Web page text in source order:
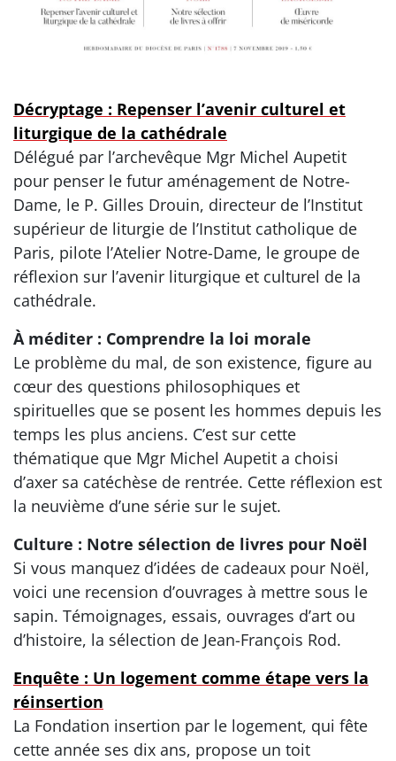
Décryptage : Repenser l’avenir culturel et
liturgique de la cathédrale
Délégué par l’archevêque Mgr Michel Aupetit
pour penser le futur aménagement de Notre-
Dame, le P. Gilles Drouin, directeur de l’Institut
supérieur de liturgie de l’Institut catholique de
Paris, pilote l’Atelier Notre-Dame, le groupe de
réflexion sur l’avenir liturgique et culturel de la
cathédrale.
À méditer : Comprendre la loi morale
Le problème du mal, de son existence, figure au
cœur des questions philosophiques et
spirituelles que se posent les hommes depuis les
temps les plus anciens. C’est sur cette
thématique que Mgr Michel Aupetit a choisi
d’axer sa catéchèse de rentrée. Cette réflexion est
la neuvième d’une série sur le sujet.
Culture : Notre sélection de livres pour Noël
Si vous manquez d’idées de cadeaux pour Noël,
voici une recension d’ouvrages à mettre sous le
sapin. Témoignages, essais, ouvrages d’art ou
d’histoire, la sélection de Jean-François Rod.
Enquête : Un logement comme étape vers la
réinsertion
La Fondation insertion par le logement, qui fête
cette année ses dix ans, propose un toit